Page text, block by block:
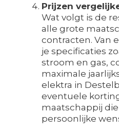
Prijzen
Wat volgt is de
alle grote
contracten. Van
je specificaties
stroom en gas,
maximale
elektra in
eventuele
maatschappij
persoonlijke